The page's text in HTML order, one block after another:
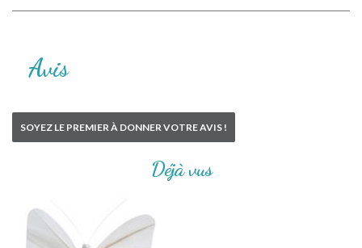
Avis
SOYEZ LE PREMIER À DONNER VOTRE AVIS !
Déjà vus